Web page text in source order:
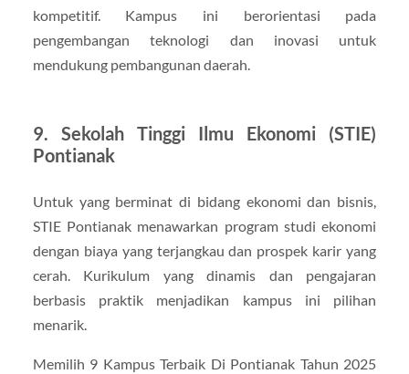
kompetitif. Kampus ini berorientasi pada
pengembangan teknologi dan inovasi untuk
mendukung pembangunan daerah.
9. Sekolah Tinggi Ilmu Ekonomi (STIE)
Pontianak
Untuk yang berminat di bidang ekonomi dan bisnis,
STIE Pontianak menawarkan program studi ekonomi
dengan biaya yang terjangkau dan prospek karir yang
cerah. Kurikulum yang dinamis dan pengajaran
berbasis praktik menjadikan kampus ini pilihan
menarik.
Memilih 9 Kampus Terbaik Di Pontianak Tahun 2025